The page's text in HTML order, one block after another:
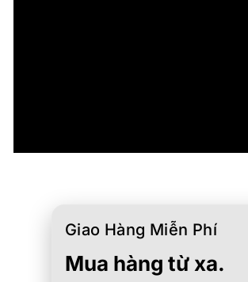
Giao Hàng Miễn Phí
Mua hàng từ xa.